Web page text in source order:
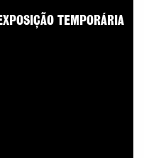
EXPOSIÇÃO TEMPORÁRIA